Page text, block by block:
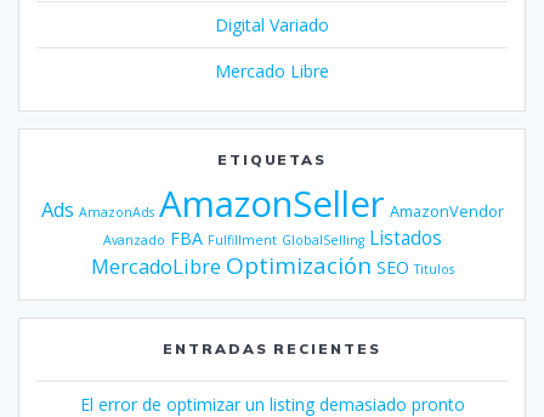
Digital Variado
Mercado Libre
ETIQUETAS
Ads AmazonAds AmazonSeller AmazonVendor
Avanzado FBA Fulfillment GlobalSelling Listados
MercadoLibre Optimización SEO Titulos
ENTRADAS RECIENTES
El error de optimizar un listing demasiado pronto